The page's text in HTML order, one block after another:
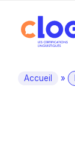
Accueil »